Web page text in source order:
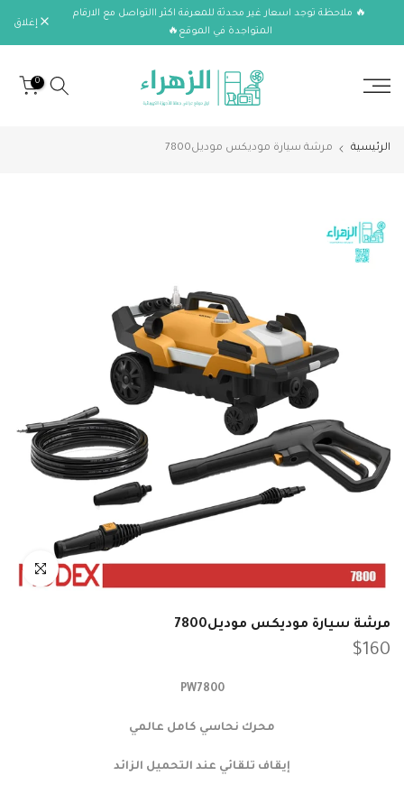
الانتقال🔥 ملاحظة توجد اسعار غير محدثة للمعرفة اكثر االتواصل مع الارقام
المتواجدة في الموقع🔥
إغلاق
0
الرئيسية مرشة سيارة موديكس موديل7800
انقر للتكبير
مرشة سيارة موديكس موديل7800
$160
PW7800
محرك نحاسي كامل عالمي
إيقاف تلقائي عند التحميل الزائد